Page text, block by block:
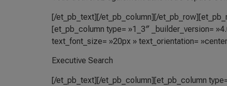
[/et_pb_text][/et_pb_column][/
[et_pb_column type= »1_3″ _builder_version=
text_font_size= »20px » text_orientation=
Executive Search
[/et_pb_text][/et_pb_column][et_pb_column